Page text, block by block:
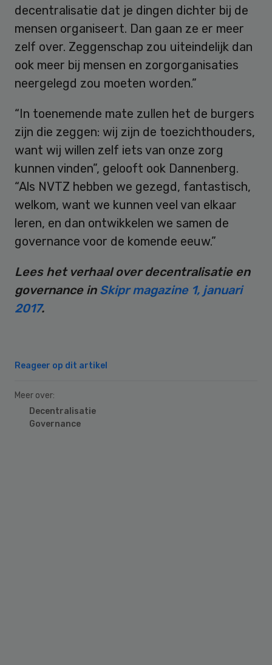
decentralisatie dat je dingen dichter bij de
mensen organiseert. Dan gaan ze er meer
zelf over. Zeggenschap zou uiteindelijk dan
ook meer bij mensen en zorgorganisaties
neergelegd zou moeten worden.”
“In toenemende mate zullen het de burgers
zijn die zeggen: wij zijn de toezichthouders,
want wij willen zelf iets van onze zorg
kunnen vinden”, gelooft ook Dannenberg.
“Als NVTZ hebben we gezegd, fantastisch,
welkom, want we kunnen veel van elkaar
leren, en dan ontwikkelen we samen de
governance voor de komende eeuw.”
Lees het verhaal over decentralisatie en
governance in Skipr magazine 1, januari
2017.
Reageer op dit artikel
Meer over:
Decentralisatie
Governance